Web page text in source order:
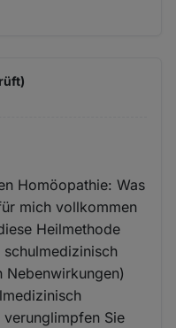
Homöopathie: Was
mich vollkommen
Heilmethode
Nebenwirkungen)
Sie